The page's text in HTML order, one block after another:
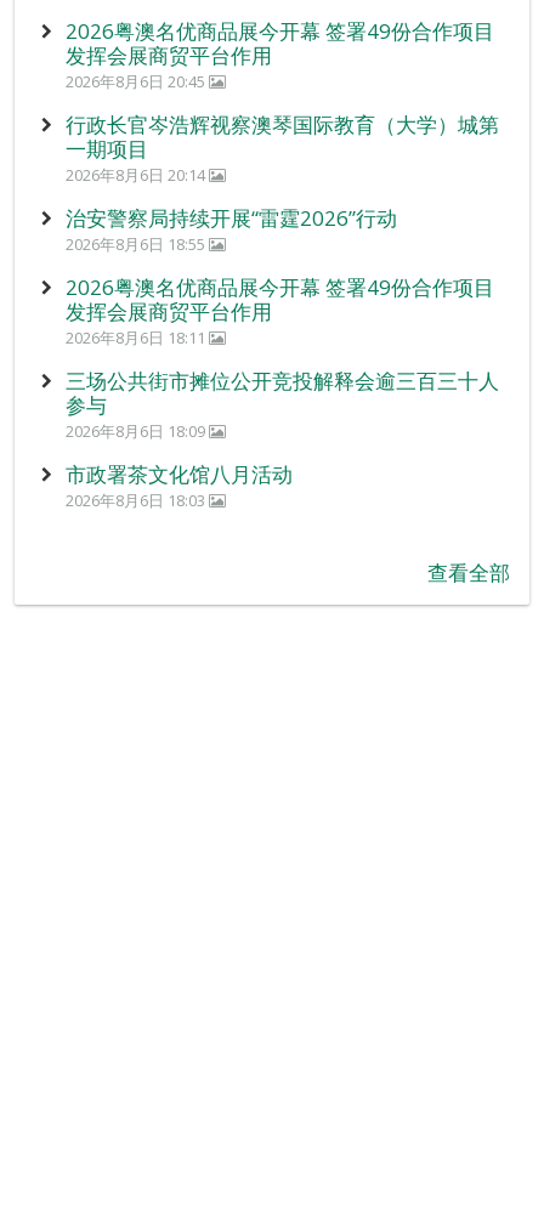
2026粤澳名优商品展今开幕 签署49份合作项目
发挥会展商贸平台作用
2026年8月6日 20:45
行政长官岑浩辉视察澳琴国际教育（大学）城第
一期项目
2026年8月6日 20:14
治安警察局持续开展“雷霆2026”行动
2026年8月6日 18:55
2026粤澳名优商品展今开幕 签署49份合作项目
发挥会展商贸平台作用
2026年8月6日 18:11
三场公共街市摊位公开竞投解释会逾三百三十人
参与
2026年8月6日 18:09
市政署茶文化馆八月活动
2026年8月6日 18:03
查看全部